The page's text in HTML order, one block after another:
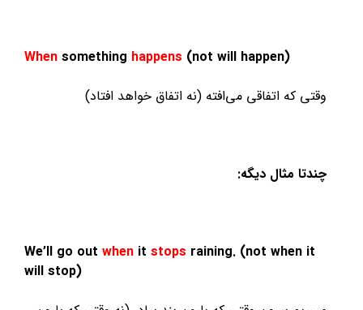
When something happens (not will happen)
وقتی که اتفاقی می‌افته (نه اتفاق خواهد افتاد)
چندتا مثال دیگه:
We’ll go out when it stops raining. (not when it
will stop)